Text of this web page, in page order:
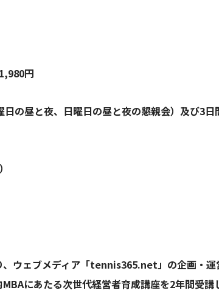
円
の昼と夜、日曜日の昼と夜の懇親会）及び3日
ウェブメディア「tennis365.net」の企画・
にあたる次世代経営者育成講座を2年間受